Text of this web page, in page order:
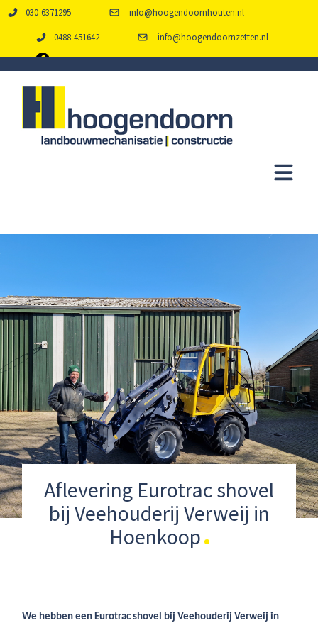
030-6371295 info@hoogendoornhouten.nl
0488-451642 info@hoogendoornzetten.nl
Aflevering Eurotrac shovel
bij Veehouderij Verweij in
Hoenkoop
We hebben een Eurotrac shovel bij Veehouderij Verweij in